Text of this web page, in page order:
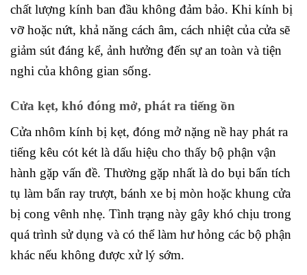
chất lượng kính ban đầu không đảm bảo. Khi kính bị
vỡ hoặc nứt, khả năng cách âm, cách nhiệt của cửa sẽ
giảm sút đáng kể, ảnh hưởng đến sự an toàn và tiện
nghi của không gian sống.
Cửa kẹt, khó đóng mở, phát ra tiếng ồn
Cửa nhôm kính bị kẹt, đóng mở nặng nề hay phát ra
tiếng kêu cót két là dấu hiệu cho thấy bộ phận vận
hành gặp vấn đề. Thường gặp nhất là do bụi bẩn tích
tụ làm bẩn ray trượt, bánh xe bị mòn hoặc khung cửa
bị cong vênh nhẹ. Tình trạng này gây khó chịu trong
quá trình sử dụng và có thể làm hư hỏng các bộ phận
khác nếu không được xử lý sớm.